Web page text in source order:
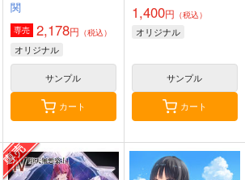
関
専売 2,178円 （税込）
オリジナル
サンプル
カート
1,400円 （税込）
オリジナル
サンプル
カート